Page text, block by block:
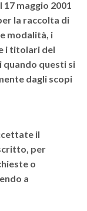
maggio 2001
la raccolta di
modalità, i
i titolari del
questi si
dagli scopi
il
per
o
a